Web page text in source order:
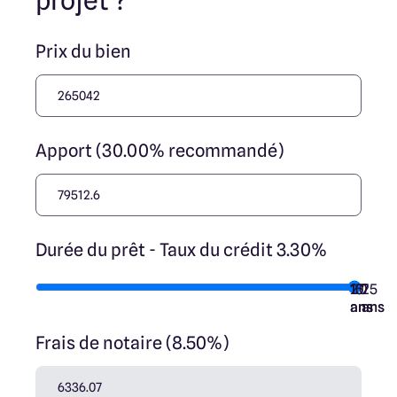
Prix du bien
Apport (30.00% recommandé)
Durée du prêt - Taux du crédit 3.30%
7
ans
10
ans
15
ans
20
ans
25
ans
Frais de notaire (8.50%)